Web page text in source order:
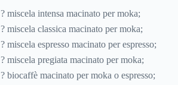
? miscela intensa macinato per moka;
? miscela classica macinato per moka;
? miscela espresso macinato per espresso;
? miscela pregiata macinato per moka;
? biocaffè macinato per moka o espresso;